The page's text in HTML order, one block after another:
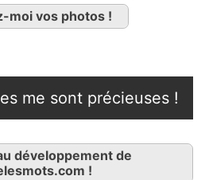
moi vos photos !
me sont précieuses !
développement de
!